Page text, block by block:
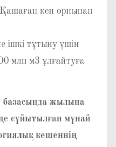
Қашаған кен орнынан
ішкі тұтыну үшін
млн м3 ұлғайтуға
жылына
сұйытылған мұнай
кешеннің